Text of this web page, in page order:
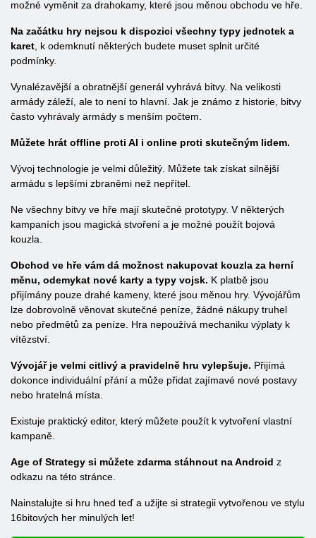
možné vyměnit za drahokamy, které jsou měnou obchodu ve hře.
Na začátku hry nejsou k dispozici všechny typy jednotek a
karet , k odemknutí některých budete muset splnit určité
podmínky.
Vynalézavější a obratnější generál vyhrává bitvy. Na velikosti
armády záleží, ale to není to hlavní. Jak je známo z historie, bitvy
často vyhrávaly armády s menším počtem.
Můžete hrát offline proti AI i online proti skutečným lidem.
Vývoj technologie je velmi důležitý. Můžete tak získat silnější
armádu s lepšími zbraněmi než nepřítel.
Ne všechny bitvy ve hře mají skutečné prototypy. V některých
kampaních jsou magická stvoření a je možné použít bojová
kouzla.
Obchod ve hře vám dá možnost nakupovat kouzla za herní
měnu, odemykat nové karty a typy vojsk. K platbě jsou
přijímány pouze drahé kameny, které jsou měnou hry. Vývojářům
lze dobrovolně věnovat skutečné peníze, žádné nákupy truhel
nebo předmětů za peníze. Hra nepoužívá mechaniku výplaty k
vítězství.
Vývojář je velmi citlivý a pravidelně hru vylepšuje. Přijímá
dokonce individuální přání a může přidat zajímavé nové postavy
nebo hratelná místa.
Existuje praktický editor, který můžete použít k vytvoření vlastní
kampaně.
Age of Strategy si můžete zdarma stáhnout na Android z
odkazu na této stránce.
Nainstalujte si hru hned teď a užijte si strategii vytvořenou ve stylu
16bitových her minulých let!